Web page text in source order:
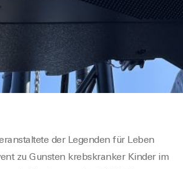
der Legenden für Leben
zu Gunsten krebskranker Kinder im